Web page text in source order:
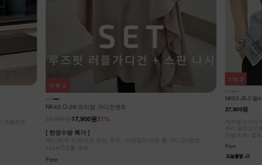
크롭자켓
NK42-O-29/프리덤 가디건셋트
31%
17,900원
[ 한정수량 특가 ]
맥시하게 드레이프 되는 무드, 스타일리쉬한 롱 가디건/로브
+나시T/2종 셋트
Free
리뷰2
NK62-JS-2/폴
27,900원
캐주얼 노카라
가볍게 툭- 걸
Free
리뷰 3